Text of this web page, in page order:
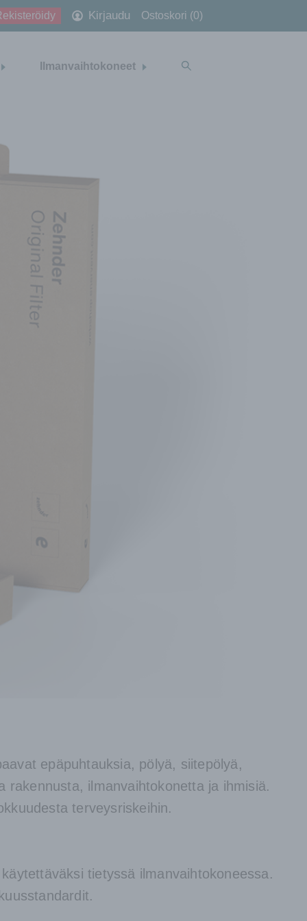
Ilmanvaihtokoneet
Kirjaudu Ostoskori (0)
epäpuhtauksia, pölyä, siitepölyä,
rakennusta, ilmanvaihtokonetta ja ihmisiä.
terveysriskeihin.
tietyssä ilmanvaihtokoneessa.